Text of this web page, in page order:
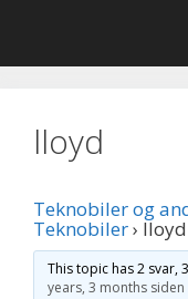
indhold
lloyd
Teknobiler og
Teknobiler› lloyd
This topic has 2 svar,
years, 3 months siden